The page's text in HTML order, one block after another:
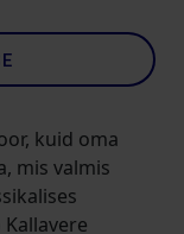
kuid oma
mis valmis